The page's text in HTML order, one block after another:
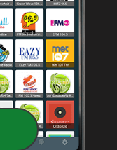
案
人案始末